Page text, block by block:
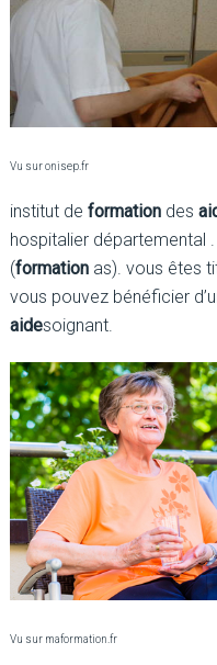
Vu sur onisep.fr
institut de formationdes
hospitalier départemental
(formationas). vous êtes
vous pouvez bénéficier
aidesoignant.
Vu sur maformation.fr